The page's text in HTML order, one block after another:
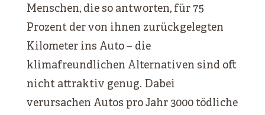
Menschen, die so antworten, für 75
Prozent der von ihnen zurückgelegten
Kilometer ins Auto – die
klimafreundlichen Alternativen sind oft
nicht attraktiv genug. Dabei
verursachen Autos pro Jahr 3000 tödliche